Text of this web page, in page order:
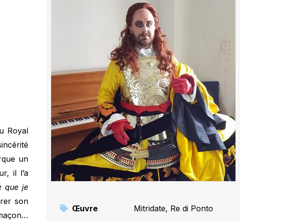
Royal
un
il l’a
que je
son
Œuvre Mitridate, Re di Ponto